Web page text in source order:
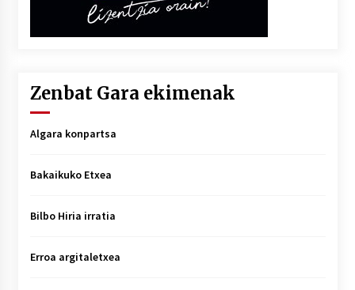
Zenbat Gara ekimenak
Algara konpartsa
Bakaikuko Etxea
Bilbo Hiria irratia
Erroa argitaletxea